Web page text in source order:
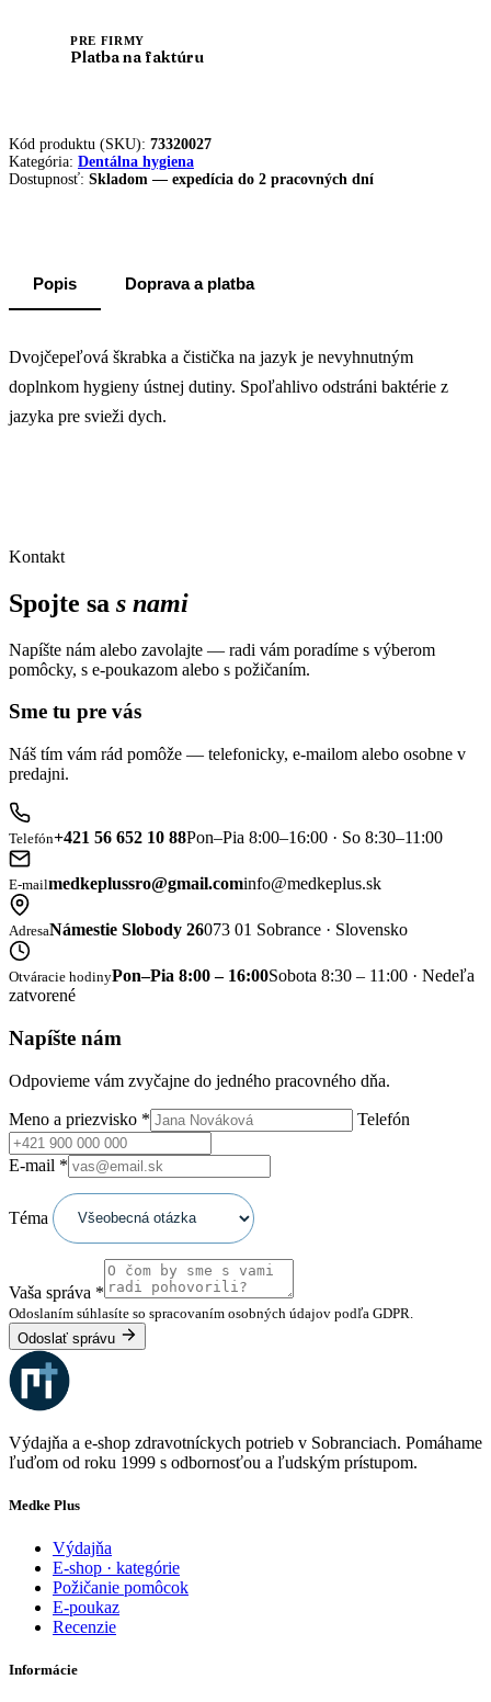
PRE FIRMY
Platba na faktúru
Kód produktu (SKU): 73320027
Kategória: Dentálna hygiena
Dostupnosť: Skladom — expedícia do 2 pracovných dní
Popis Doprava a platba
Dvojčepeľová škrabka a čistička na jazyk je nevyhnutným
doplnkom hygieny ústnej dutiny. Spoľahlivo odstráni baktérie z
jazyka pre svieži dych.
Kontakt
Spojte sa s nami
Napíšte nám alebo zavolajte — radi vám poradíme s výberom
pomôcky, s e-poukazom alebo s požičaním.
Sme tu pre vás
Náš tím vám rád pomôže — telefonicky, e-mailom alebo osobne v
predajni.
Telefón+421 56 652 10 88Pon–Pia 8:00–16:00 · So 8:30–11:00
E-mailmedkeplussro@gmail.cominfo@medkeplus.sk
AdresaNámestie Slobody 26073 01 Sobrance · Slovensko
Otváracie hodinyPon–Pia 8:00 – 16:00Sobota 8:30 – 11:00 · Nedeľa
zatvorené
Napíšte nám
Odpovieme vám zvyčajne do jedného pracovného dňa.
Meno a priezvisko * Telefón
E-mail *
Téma
Vaša správa *
Odoslaním súhlasíte so spracovaním osobných údajov podľa GDPR.
Odoslať správu
Výdajňa a e-shop zdravotníckych potrieb v Sobranciach. Pomáhame
ľuďom od roku 1999 s odbornosťou a ľudským prístupom.
Medke Plus
Výdajňa
E-shop · kategórie
Požičanie pomôcok
E-poukaz
Recenzie
Informácie